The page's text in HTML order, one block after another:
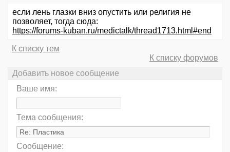
если лень глазки вниз опустить или религия не
позволяет, тогда сюда:
https://forums-kuban.ru/medictalk/thread1713.html#end
К списку тем
К списку форумов
Добавить новое сообщение
Ваше имя:
Тема сообщения:
Сообщение: